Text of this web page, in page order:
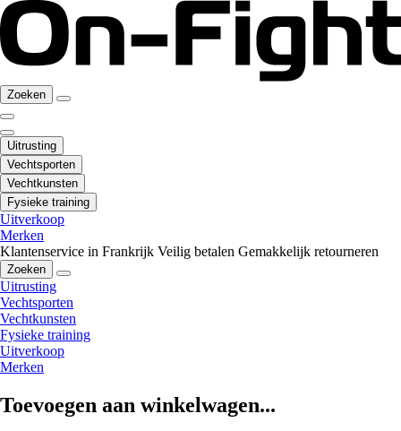
Zoeken
Uitrusting
Vechtsporten
Vechtkunsten
Fysieke training
Uitverkoop
Merken
Klantenservice in Frankrijk Veilig betalen Gemakkelijk retourneren
Zoeken
Uitrusting
Vechtsporten
Vechtkunsten
Fysieke training
Uitverkoop
Merken
Toevoegen aan winkelwagen...